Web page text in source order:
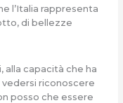
l’Italia rappresenta
di bellezze
alla capacità che ha
vedersi riconoscere
posso che essere